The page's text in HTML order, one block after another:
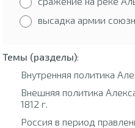
высадка армии
Темы (разделы):
Внутренняя политика
Внешняя политика
1812 г.
Россия в период